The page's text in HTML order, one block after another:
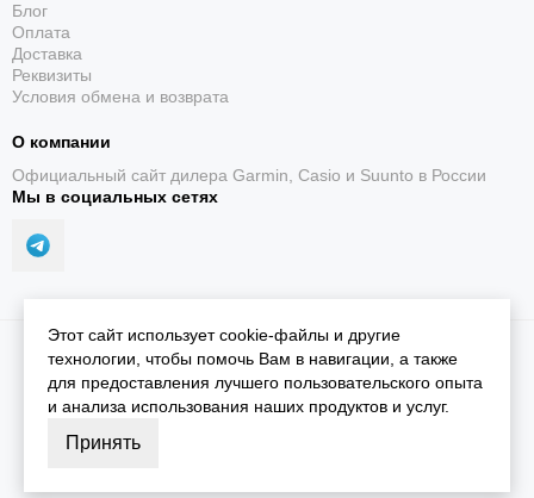
Блог
Оплата
Доставка
Реквизиты
Условия обмена и возврата
О компании
Официальный сайт дилера Garmin, Casio и Suunto в России
Мы в социальных сетях
2026 © iGarmin.Карта сайта
Этот сайт использует cookie-файлы и другие
технологии, чтобы помочь Вам в навигации, а также
для предоставления лучшего пользовательского опыта
и анализа использования наших продуктов и услуг.
Принять